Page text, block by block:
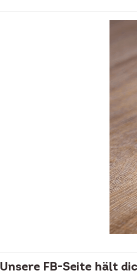
Unsere FB-Seite hält